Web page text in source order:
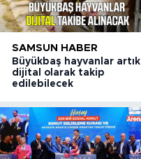
SAMSUN HABER
Büyükbaş hayvanlar artık
dijital olarak takip
edilebilecek